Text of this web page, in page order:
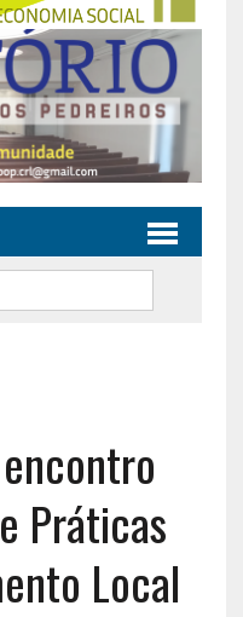
Práticas
Local